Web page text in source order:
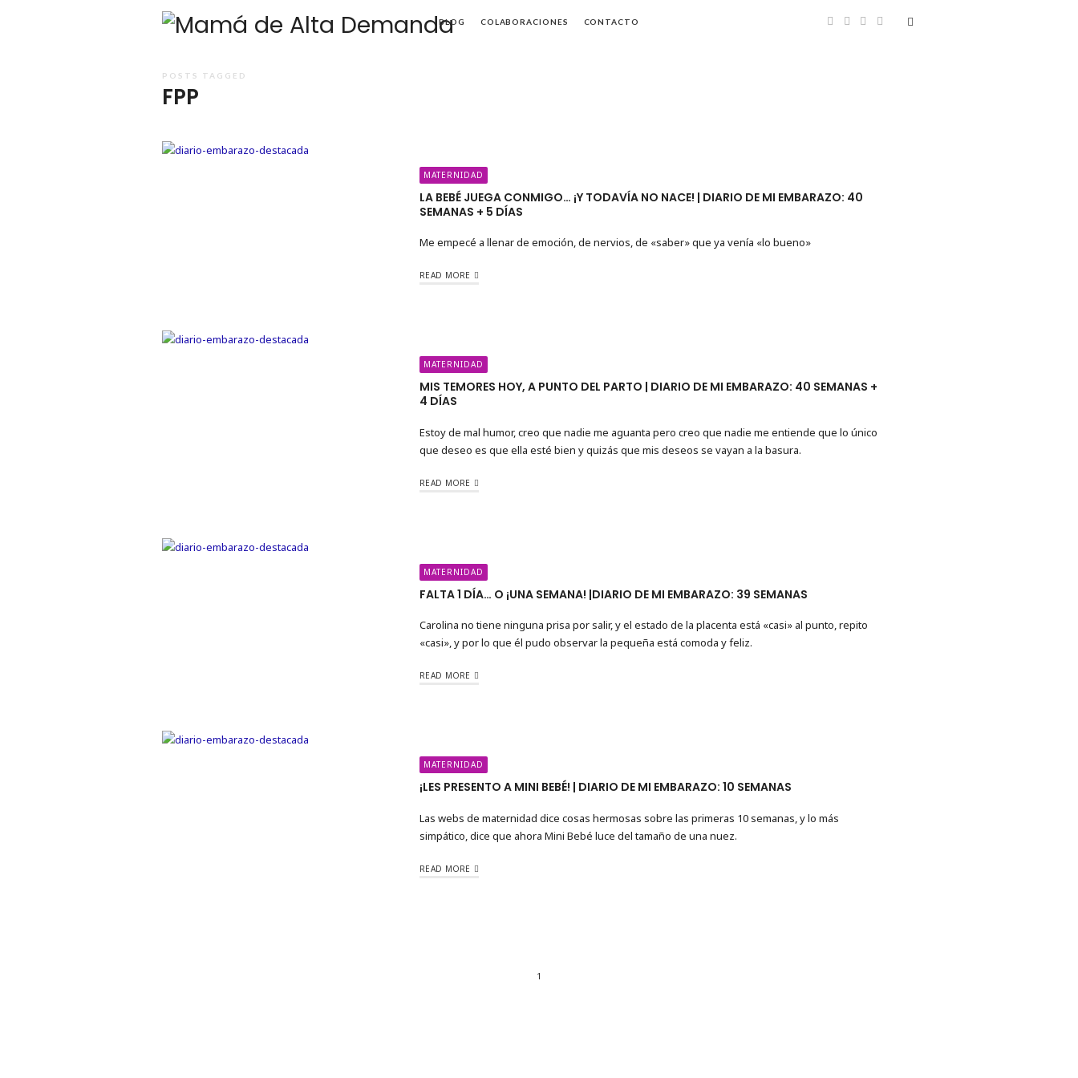
Mamá
BLOG COLABORACIONES CONTACTO
POSTS TAGGED
FPP
MATERNIDAD
LA BEBÉ JUEGA CONMIGO… ¡Y TODAVÍA NO NACE! | DIARIO DE MI EMBARAZO: 40
SEMANAS + 5 DÍAS
Me empecé a llenar de emoción, de nervios, de «saber» que ya venía «lo bueno»
READ MORE
MATERNIDAD
MIS TEMORES HOY, A PUNTO DEL PARTO | DIARIO DE MI EMBARAZO: 40 SEMANAS +
4 DÍAS
Estoy de mal humor, creo que nadie me aguanta pero creo que nadie me entiende que lo único
que deseo es que ella esté bien y quizás que mis deseos se vayan a la basura.
READ MORE
MATERNIDAD
FALTA 1 DÍA… O ¡UNA SEMANA! |DIARIO DE MI EMBARAZO: 39 SEMANAS
Carolina no tiene ninguna prisa por salir, y el estado de la placenta está «casi» al punto, repito
«casi», y por lo que él pudo observar la pequeña está comoda y feliz.
READ MORE
MATERNIDAD
¡LES PRESENTO A MINI BEBÉ! | DIARIO DE MI EMBARAZO: 10 SEMANAS
Las webs de maternidad dice cosas hermosas sobre las primeras 10 semanas, y lo más
simpático, dice que ahora Mini Bebé luce del tamaño de una nuez.
READ MORE
1